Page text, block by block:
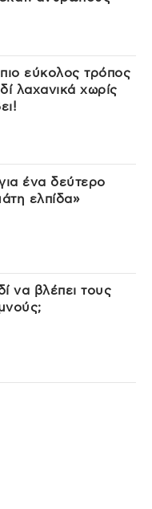
εύκολος τρόπος
λαχανικά χωρίς
ένα δεύτερο
ελπίδα»
να βλέπει τους